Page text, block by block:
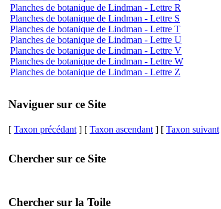
Planches de botanique de Lindman - Lettre R
Planches de botanique de Lindman - Lettre S
Planches de botanique de Lindman - Lettre T
Planches de botanique de Lindman - Lettre U
Planches de botanique de Lindman - Lettre V
Planches de botanique de Lindman - Lettre W
Planches de botanique de Lindman - Lettre Z
Naviguer sur ce Site
[ Taxon précédant ] [ Taxon ascendant ] [ Taxon suivant
Chercher sur ce Site
Chercher sur la Toile